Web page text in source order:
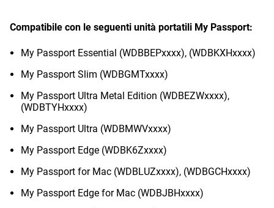
Compatibile con le seguenti unità portatili My Passport:
My Passport Essential (WDBBEPxxxx), (WDBKXHxxxx)
My Passport Slim (WDBGMTxxxx)
My Passport Ultra Metal Edition (WDBEZWxxxx),
(WDBTYHxxxx)
My Passport Ultra (WDBMWVxxxx)
My Passport Edge (WDBK6Zxxxx)
My Passport for Mac (WDBLUZxxxx), (WDBGCHxxxx)
My Passport Edge for Mac (WDBJBHxxxx)